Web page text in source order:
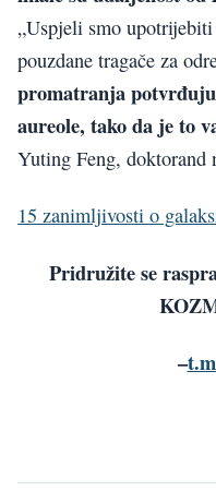
„Uspjeli smo
pouzdane tragače za
promatranja
aureole, tako da je to
Yuting Feng, doktorand
15 zanimljivosti o
Pridružite se
–